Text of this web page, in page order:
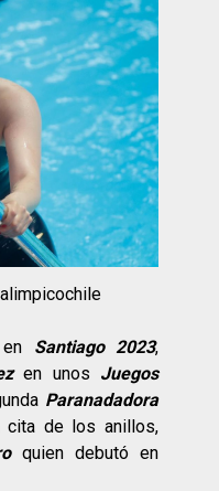
Santiago 2023,
en unos Juegos
Paranadadora
de los anillos,
quien debutó en